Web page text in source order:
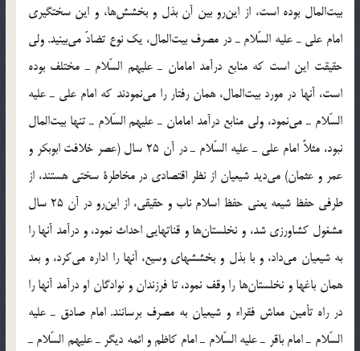
بيت‌المال بوده است، از اين‌رو بين آن بذل و بخشش‌ها، و اين سختگيري
امام علي ـ عليه السّلام ـ در مصرف بيت‌المال، يك‌ نوع تضادّ مي‌بينيد. ولي
حقيقت اين است كه منابع درآمد امامان ـ عليهم السّلام ـ مختلف بوده
است، آنها در مورد بيت‌‌المال، همان رفتار را مي‌نمودند كه امام علي ـ عليه
السّلام ـ مي‌نمود، ولي منابع درآمد امامان ـ عليهم السّلام ـ تنها بيت‌المال
نبود، مثلاً امام علي ـ عليه السّلام ـ در آن 25 سال (عصر خلافت ابوبكر و
عمر و عثمان) مي‌ديد شيعيان از نظر اقتصادي در مخاطرة سختي هستند، از
طرفي حفظ شيعه يعني حفظ اسلام ناب و حقيقي، از اين‌رو در آن 25 سال
مشغول كشاورزي شد، و نخلستان‌ها و قناتهايي احداث نمود، و درآمد آنها را
به شيعيان مي‌داد، و با بذل و بخششهاي وسيع، آنها را اداره مي‌كرد، و بعد
همان باغها و نخلستان‌ها را وقف نمود، تا فرزندان و نوادگان او درآمد آنها را
در راه تأمين معاش فقراء و شيعيان به مصرف برسانند. امام صادق ـ عليه
السّلام ـ امام باقر ـ عليه السّلام ـ امام كاظم و ائمه ديگر ـ عليهم السّلام ـ